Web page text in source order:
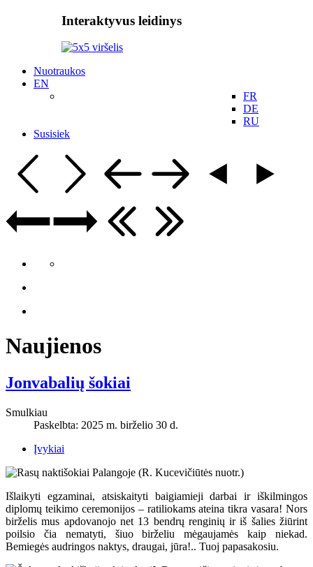
Interaktyvus leidinys
Nuotraukos
EN
FR
DE
RU
Susisiek
Naujienos
Jonvabalių šokiai
Smulkiau
Paskelbta: 2025 m. birželio 30 d.
Įvykiai
Išlaikyti egzaminai, atsiskaityti baigiamieji darbai ir iškilmingos
diplomų teikimo ceremonijos – ratiliokams ateina tikra vasara! Nors
birželis mus apdovanojo net 13 bendrų renginių ir iš šalies žiūrint
poilsio čia nematyti, šiuo birželiu mėgaujamės kaip niekad.
Bemiegės audringos naktys, draugai, jūra!.. Tuoj papasakosiu.